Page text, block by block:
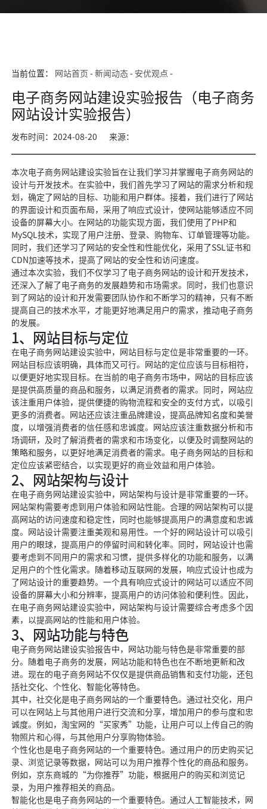
当前位置： 网站首页 -新闻动态- 安优观点 -
电子商务网站建设实验报告（电子商务
网站设计实验报告）
发布时间：2024-08-20 来源：
本次电子商务网站建设实验旨在让我们学习并掌握电子商务网站的
设计与开发技术。在实验中，我们首先学习了网站的需求分析和规
划，确定了网站的目标、功能和用户群体。接着，我们进行了网站
的界面设计和页面布局，采用了响应式设计，使网站能够适应不同
设备的屏幕大小。在网站的功能实现方面，我们使用了PHP和
MySQL技术，实现了用户注册、登录、购物车、订单管理等功能。
同时，我们还学习了网站的安全性和性能优化，采用了SSL证书和
CDN加速等技术，提高了网站的安全性和访问速度。
通过本次实验，我们不仅学习了电子商务网站的设计和开发技术，
还深入了解了电子商务的发展趋势和市场需求。同时，我们也意识
到了网站的设计和开发需要团队协作和不断学习的精神，只有不断
提高自己的技术水平，才能更好地满足用户的需求，推动电子商务
的发展。
1、网站目标与定位
在电子商务网站建设实验中，网站目标与定位是非常重要的一环。
网站目标应该明确，具体而又可行。网站的定位应该与目标相符，
以便更好地实现目标。在当前的电子商务市场中，网站的目标应该
是提供高质量的商品和服务，以满足消费者的需求。同时，网站应
该注重用户体验，提供便捷的购物流程和安全的支付方式，以吸引
更多的消费者。网站还应该注重品牌建设，提高品牌知名度和美誉
度，以增强消费者的信任感和忠诚度。网站应该注重数据分析和市
场调研，及时了解消费者的需求和市场变化，以便及时调整网站的
策略和服务，以更好地满足消费者的需求。电子商务网站的目标和
定位应该紧密结合，以实现更好的商业效益和用户体验。
2、网站架构与设计
在电子商务网站建设实验中，网站架构与设计是非常重要的一环。
网站架构需要考虑到用户体验和网站性能。合理的网站架构可以提
高网站的访问速度和稳定性，同时也能够提高用户的满意度和忠诚
度。网站设计需要注重美观和易用性。一个好的网站设计可以吸引
用户的眼球，提高用户的停留时间和转化率。同时，网站设计也需
要考虑到不同用户的需求和习惯，提供多样化的功能和服务，以满
足用户的个性化需求。随着移动互联网的发展，响应式设计也成为
了网站设计的重要趋势。一个具有响应式设计的网站可以适应不同
设备的屏幕大小和分辨率，提高用户的访问体验和便利性。因此，
在电子商务网站建设实验中，网站架构与设计需要综合考虑多个因
素，以提高网站的性能和用户体验。
3、网站功能与特色
电子商务网站建设实验报告中，网站功能与特色是非常重要的部
分。随着电子商务的发展，网站功能和特色也在不断地更新和改
进。现在的电子商务网站不仅仅是提供商品销售和支付功能，还包
括社交化、个性化、智能化等特色。
其中，社交化是电子商务网站的一个重要特色。通过社交化，用户
可以在网站上与其他用户进行交流和分享，增加用户的参与度和忠
诚度。例如，淘宝网的“买家秀”功能，让用户可以上传自己的购
物照片和心得，与其他用户分享购物体验。
个性化也是电子商务网站的一个重要特色。通过用户的历史购买记
录、浏览记录等数据，网站可以为用户推荐个性化的商品和服务。
例如，京东商城的“为你推荐”功能，根据用户的购买和浏览记
录，为用户推荐相关的商品。
智能化也是电子商务网站的一个重要特色。通过人工智能技术，网